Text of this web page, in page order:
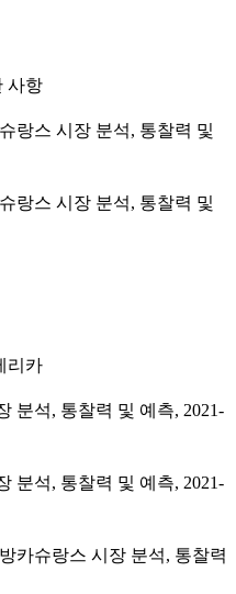
사항
스 시장 분석, 통찰력 및
스 시장 분석, 통찰력 및
카
석, 통찰력 및 예측, 2021-
석, 통찰력 및 예측, 2021-
슈랑스 시장 분석, 통찰력